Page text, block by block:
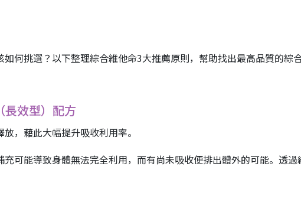
何挑選？以下整理綜合維他命3大推薦原則，幫助找出最高品質的綜
長效型）配方
，藉此大幅提升吸收利用率。
可能導致身體無法完全利用，而有尚未吸收便排出體外的可能。透